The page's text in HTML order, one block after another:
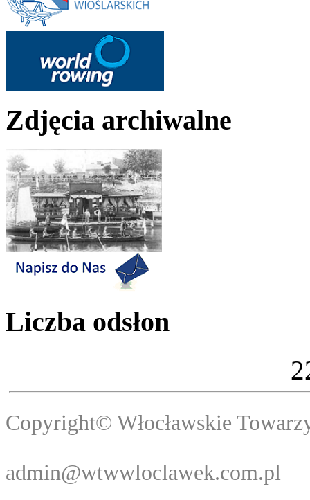
Zdjęcia archiwalne
Liczba odsłon
2
Copyright©
admin@wtwwloclawek.com.pl